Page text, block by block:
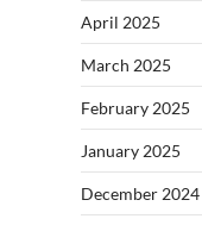
April 2025
March 2025
February 2025
January 2025
December 2024